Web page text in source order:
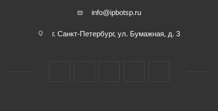
info@ipbotsp.ru
г. Санкт-Петербург, ул. Бумажная, д. 3